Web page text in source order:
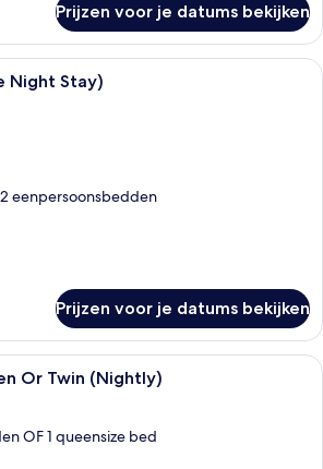
Prijzen voor je datums bekijken
Een hotelkamer met twee bedden,
Night Stay)
eenpersoonsbedden
Prijzen voor je datums bekijken
Hotelkamer met een bed, een
Or Twin (Nightly)
OF 1 queensize bed